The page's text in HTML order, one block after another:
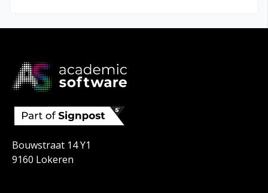
Bouwstraat 14 Y1
9160 Lokeren